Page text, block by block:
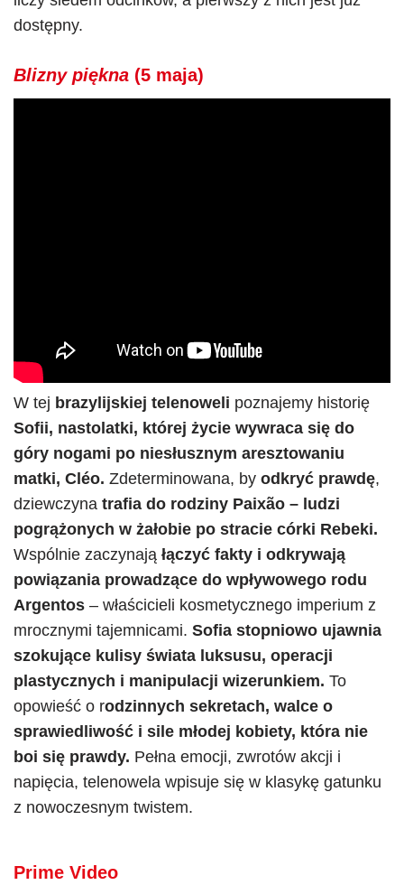
dostępny.
Blizny piękna (5 maja)
W tej brazylijskiej telenoweli poznajemy historię
Sofii, nastolatki, której życie wywraca się do
góry nogami po niesłusznym aresztowaniu
matki, Cléo. Zdeterminowana, by odkryć prawdę,
dziewczyna trafia do rodziny Paixão – ludzi
pogrążonych w żałobie po stracie córki Rebeki.
Wspólnie zaczynają łączyć fakty i odkrywają
powiązania prowadzące do wpływowego rodu
Argentos – właścicieli kosmetycznego imperium z
mrocznymi tajemnicami. Sofia stopniowo ujawnia
szokujące kulisy świata luksusu, operacji
plastycznych i manipulacji wizerunkiem. To
opowieść o rodzinnych sekretach, walce o
sprawiedliwość i sile młodej kobiety, która nie
boi się prawdy. Pełna emocji, zwrotów akcji i
napięcia, telenowela wpisuje się w klasykę gatunku
z nowoczesnym twistem.
Prime Video